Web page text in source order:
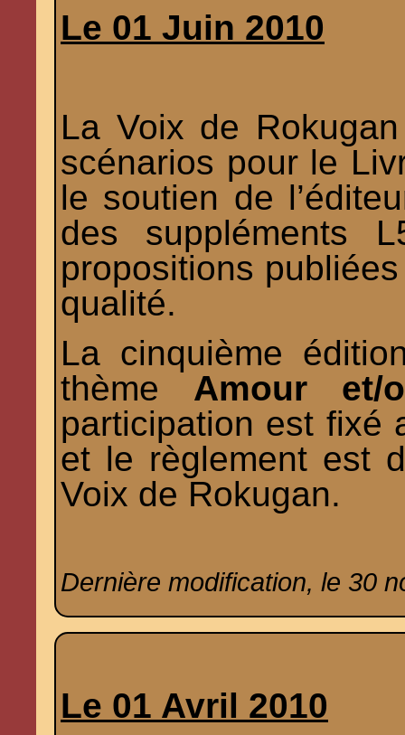
Le 01 Juin 2010
La Voix de
scénarios pour le
le soutien de
des suppléments
propositions
qualité.
La cinquième
thème Amour et/
participation est fixé
et le règlement est
Voix de Rokugan.
Dernière modification, le 30
Le 01 Avril 2010